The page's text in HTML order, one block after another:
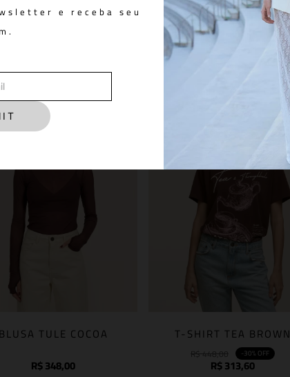
e receba seu
R$ 2.098,00
You May Also Like
BLUSA TULE COCOA
R$348,00
T-SHIRT TEA BROWN
-30% OFF
R$313,60